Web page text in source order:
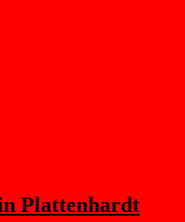
Plattenhardt